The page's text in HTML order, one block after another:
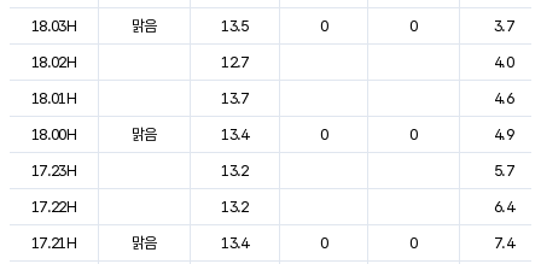
18.03H
맑음 13.5 0 0
3.7
18.02H
12.7
4.0
18.01H
13.7
4.6
18.00H
맑음 13.4 0 0
4.9
17.23H
13.2
5.7
17.22H
13.2
6.4
17.21H
맑음 13.4 0 0
7.4